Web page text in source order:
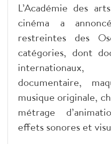
L’Académie des
cinéma a
restreintes des
catégories, dont
documentaire,
musique originale,
métrage
effets sonores et